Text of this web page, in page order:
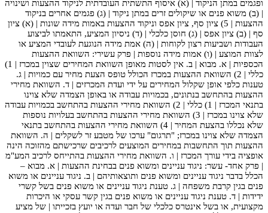
ופגמים במתן הניקוד | (א) איסוף התשתית העובדתית לניקוד ההצעות ושינויה
| (ב) משוא פנים או שיקולים זרים במתן ניקוד | (ג) פגמים אחרים בניקוד
ההצעות | 5) ציון סף, ציון אפס וניקוד ההצעות באמות מידה שונות | (א) ציון
סף | (ב) ציון אפס | (ג) חוסן כלכלי | (ד) ניסיון המציע, התאמתו לביצוע
העבודות ושביעות רצון לקוחות | (ה) אמת מידה הנוגעת לעובדי המציע או
לצוות המוצע | (ו) אמות מידה נוספות | פרק עשירי: השוואת ההצעות
הכספיות | א. מבוא | ב. אין לסטות מאופן השוואת המחירים שצוין במכרז | 1)
כללי | 2) השוואת ההצעות במכרז הכולל טופס הצעת מחיר עם כמויות | ג.
טענות כלפי אופן שקלול המחירים על ידי ועדת המכרזים | ד. השוואת מחירי
ההצעות בהתחשב בנתונים, בכמויות עבודה או באופן הצמדה שלא צוינו
בתנאי המכרז | 1) כללי | 2) השוואת מחירי ההצעות בהתחשב בכמויות עבודה
שלא צוינו במכרז | 3) השוואת מחירי ההצעות בהתחשב בעלויות נוספות
שלא נכללו בהצעת המחיר | 4) השוואת מחירי ההצעות בהתחשב בתנאי
הצמדה שלא צוינו במכרז; "תרגום" ערכו של מטבע זר לשקלים | ה. השוואת
ההצעות תוך התחשבות במחירים המוצעים לרכיבים שרכישתם מהזוכה הינה
אופציה בידי עורך המכרז | ו. השוואת מחירי ההצעות בהתייחס לרכיב המע"מ
| פרק אחד- עשר: ניגוד עניינים ומשוא פנים בבחינת ההצעות | א. מבוא –
הכלל בדבר ניגוד עניינים ומשוא פנים ותוצאותיהם | ב. ניגוד עניינים או משוא
פנים בגין קרבת משפחה | ג. טענת ניגוד עניינים או משוא פנים בשל קשרי
ידידות | ד. טענת ניגוד עניינים או משוא פנים בגין קשר עסקי או היכרות
מקצועית, או בשל אינטרס כלכלי של חבר ועדה או יועץ בזכייתו | של מציע